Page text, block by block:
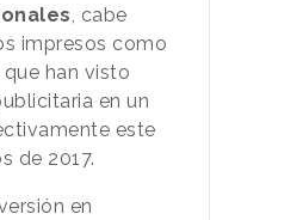
, cabe
impresos como
que han visto
en un
este
de 2017.
en